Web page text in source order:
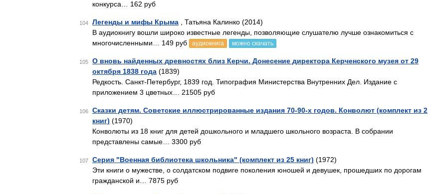
конкурса… 162 руб
104 Легенды и мифы Крыма , Татьяна Калинко (2014)
В аудиокнигу вошли широко известные легенды, позволяющие слушателю лучше ознакомиться с
многочисленными… 149 руб
аудиокнига можно скачать
105
О вновь найденных древностях близ Керчи. Донесение директора Керченского музея от 29
октября 1838 года (1839)
Редкость. Санкт-Петербург, 1839 год. Типография Министерства Внутренних Дел. Издание с
приложением 3 цветных… 21505 руб
106
Сказки детям. Советские иллюстрированные издания 70-90-х годов. Конволют (комплект из 2
книг) (1970)
Конволюты из 18 книг для детей дошкольного и младшего школьного возраста. В собрании
представлены самые… 3300 руб
107 Серия "Военная библиотека школьника" (комплект из 25 книг) (1972)
Эти книги о мужестве, о солдатском подвиге поколения юношей и девушек, прошедших по дорогам
гражданской и… 7875 руб